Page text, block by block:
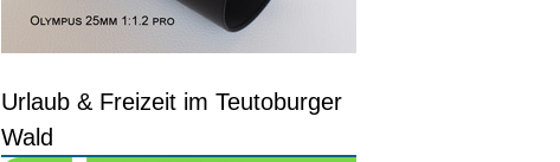
Urlaub & Freizeit im Teutoburger
Wald